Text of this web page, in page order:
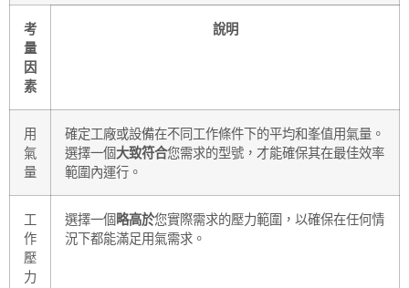
考
量
因
素
說明
用
氣
量
確定工廠或設備在不同工作條件下的平均和峯值用氣量。
選擇一個大致符合您需求的型號，才能確保其在最佳效率
範圍內運行。
工
作
壓
力
選擇一個略高於您實際需求的壓力範圍，以確保在任何情
況下都能滿足用氣需求。